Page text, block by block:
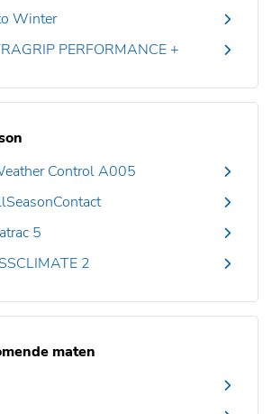
Winter
PERFORMANCE +
Control A005
5
2
maten